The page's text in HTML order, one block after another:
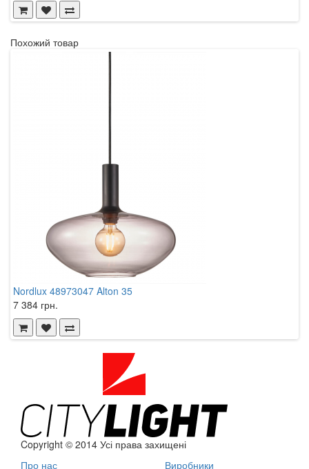
Похожий товар
Nordlux 48973047 Alton 35
7 384 грн.
Copyright © 2014 Усі права захищені
Про нас
Виробники